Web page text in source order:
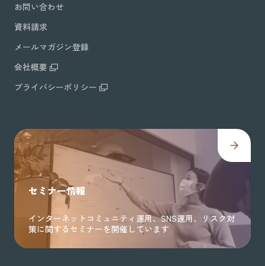
お問い合わせ
資料請求
メールマガジン登録
会社概要
プライバシーポリシー
セミナー情報
インターネットコミュニティ運用、SNS運用、リスク対
策に関するセミナーを開催しています